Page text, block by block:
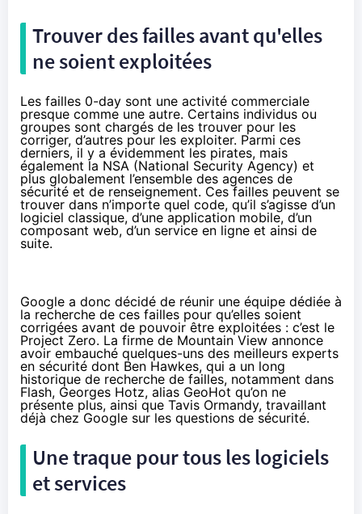
Trouver des failles avant qu'elles
ne soient exploitées
Les failles 0-day sont une activité commerciale
presque comme une autre. Certains individus ou
groupes sont chargés de les trouver pour les
corriger, d’autres pour les exploiter. Parmi ces
derniers, il y a évidemment les pirates, mais
également la NSA (National Security Agency) et
plus globalement l’ensemble des agences de
sécurité et de renseignement. Ces failles peuvent se
trouver dans n’importe quel code, qu’il s’agisse d’un
logiciel classique, d’une application mobile, d’un
composant web, d’un service en ligne et ainsi de
suite.
Google a donc décidé de réunir une équipe dédiée à
la recherche de ces failles pour qu’elles soient
corrigées avant de pouvoir être exploitées : c’est le
Project Zero. La firme de Mountain View annonce
avoir embauché quelques-uns des meilleurs experts
en sécurité dont Ben Hawkes, qui a un long
historique de recherche de failles, notamment dans
Flash, Georges Hotz, alias GeoHot qu’on ne
présente plus, ainsi que Tavis Ormandy, travaillant
déjà chez Google sur les questions de sécurité.
Une traque pour tous les logiciels
et services